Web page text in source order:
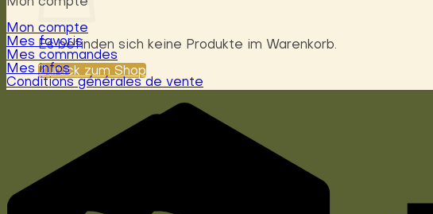
Es befinden sich keine Produkte im Warenkorb.
Zurück zum Shop
Mon compte
Mes favoris
Mes commandes
Mes infos
Conditions générales de vente